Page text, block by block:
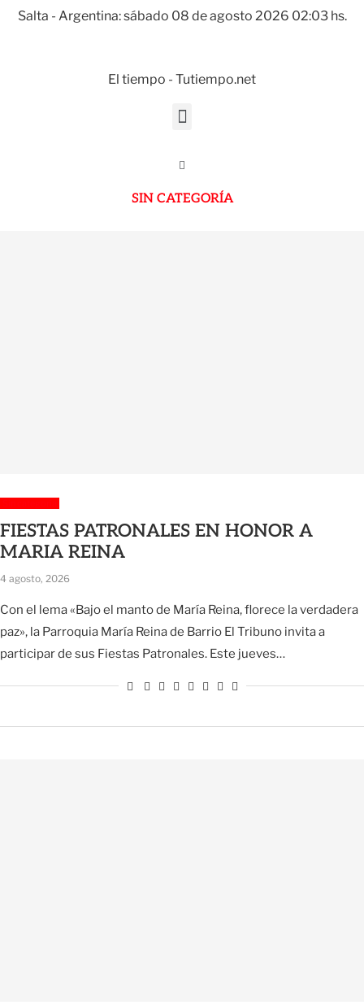
Salta - Argentina: sábado 08 de agosto 2026 02:03 hs.
El tiempo - Tutiempo.net
SIN CATEGORÍA
FIESTAS PATRONALES EN HONOR A
MARIA REINA
4 agosto, 2026
Con el lema «Bajo el manto de María Reina, florece la verdadera
paz», la Parroquia María Reina de Barrio El Tribuno invita a
participar de sus Fiestas Patronales. Este jueves…